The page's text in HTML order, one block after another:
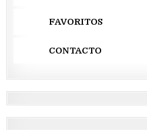
FAVORITOS
CONTACTO